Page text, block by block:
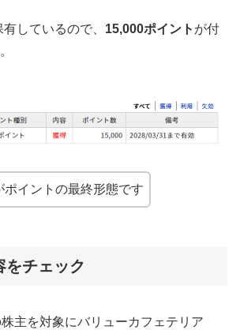
しているので、 15,000ポイント が付
ポイントの最終形態です
をチェック
主を対象にバリューカフェテリア